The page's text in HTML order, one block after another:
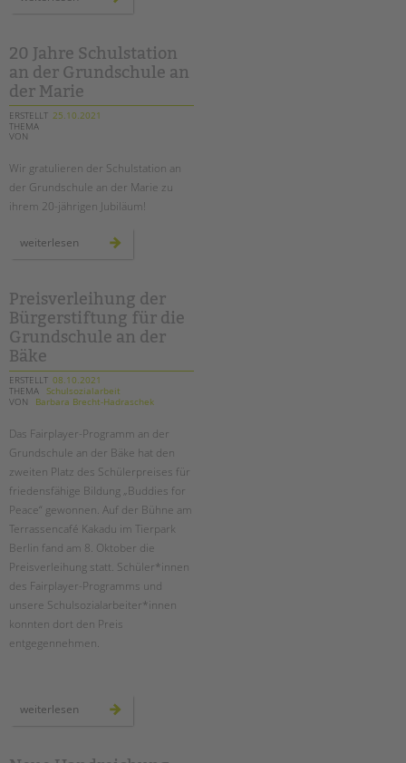
spuren
der
ehemals
geteilten
stadt
20 Jahre Schulstation
an der Grundschule an
der Marie
ERSTELLT 25.10.2021
THEMA
VON
Wir gratulieren der Schulstation an
der Grundschule an der Marie zu
ihrem 20-jährigen Jubiläum!
weiterlesen
grundschule
an
der
marie
Preisverleihung der
Bürgerstiftung für die
Grundschule an der
Bäke
ERSTELLT 08.10.2021
THEMA Schulsozialarbeit
VON
Barbara Brecht-Hadraschek
Das Fairplayer-Programm an der
Grundschule an der Bäke hat den
zweiten Platz des Schülerpreises für
friedensfähige Bildung „Buddies for
Peace“ gewonnen. Auf der Bühne am
Terrassencafé Kakadu im Tierpark
Berlin fand am 8. Oktober die
Preisverleihung statt. Schüler*innen
des Fairplayer-Programms und
unsere Schulsozialarbeiter*innen
konnten dort den Preis
entgegennehmen.
weiterlesen preisverleihung